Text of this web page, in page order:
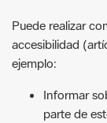
Puede realizar
accesibilidad
ejemplo:
Informar
parte de